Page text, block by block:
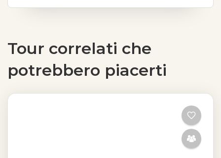
Tour correlati che
potrebbero piacerti